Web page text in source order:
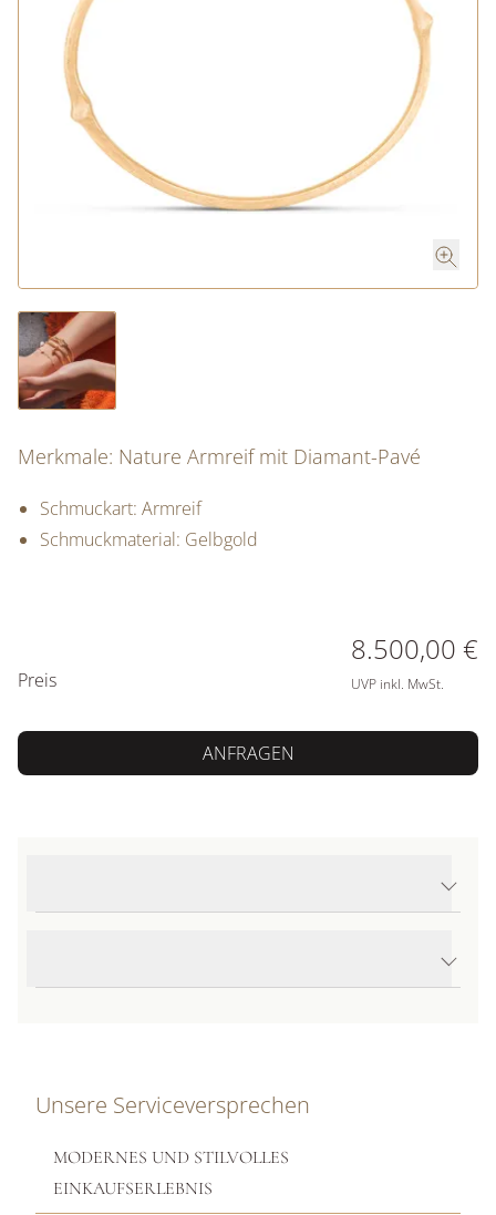
Merkmale: Nature Armreif mit Diamant-Pavé
Schmuckart: Armreif
Schmuckmaterial: Gelbgold
Preis
8.500,00 €
UVP inkl. MwSt.
ANFRAGEN
Unsere Serviceversprechen
MODERNES UND STILVOLLES
EINKAUFSERLEBNIS